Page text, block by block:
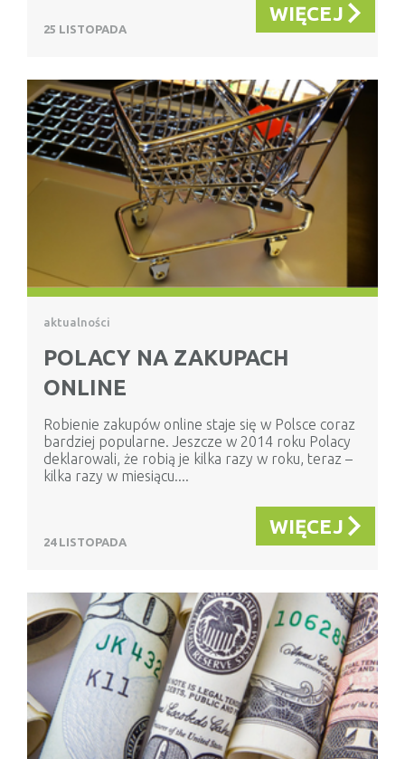
25 LISTOPADA
WIĘCEJ
aktualności
POLACY NA ZAKUPACH
ONLINE
Robienie zakupów online staje się w Polsce coraz
bardziej popularne. Jeszcze w 2014 roku Polacy
deklarowali, że robią je kilka razy w roku, teraz –
kilka razy w miesiącu....
24 LISTOPADA
WIĘCEJ